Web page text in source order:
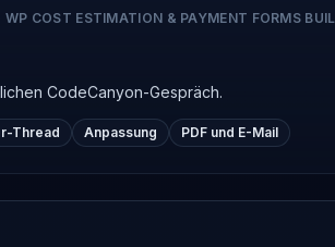
WP COST ESTIMATION & PAYMENT FORMS
CodeCanyon-Gespräch.
Thread Anpassung PDF und E-Mail